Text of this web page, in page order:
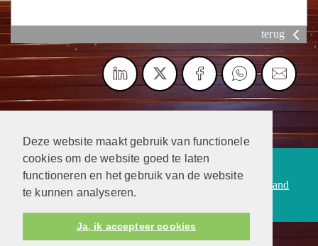
Deze website maakt gebruik van functionele
cookies om de website goed te laten
functioneren en het gebruik van de website
te kunnen analyseren.
Ja, ik accepteer cookies
terug
Protestantsekerk.net is een samenwerking tussen de
dienstenorganisatie van de
Protestantse Kerk in Nederland
Human Content Mediaproducties B.V.